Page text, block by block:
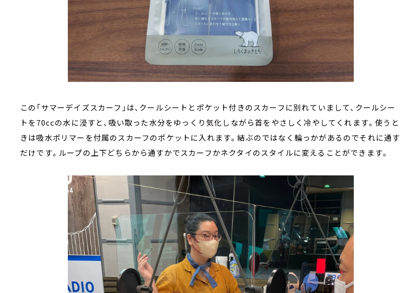
この「サマーデイズスカーフ」は、クールシートとポケット付きのスカーフに別れていまして、クールシー
トを70ccの水に浸すと、吸い取った水分をゆっくり気化しながら首をやさしく冷やしてくれます。使うと
きは吸水ポリマーを付属のスカーフのポケットに入れます。結ぶのではなく輪っかがあるのでそれに通す
だけです。ループの上下どちらから通すかでスカーフかネクタイのスタイルに変えることができます。